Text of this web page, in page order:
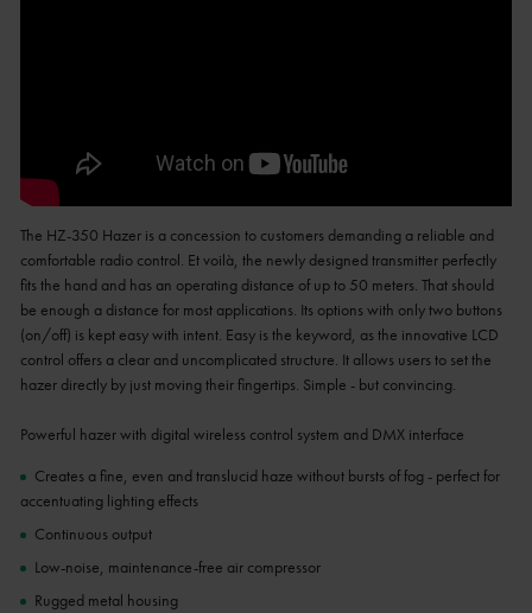
The HZ-350 Hazer is a concession to customers demanding a reliable and
comfortable radio control. Et voilà, the newly designed transmitter perfectly
fits the hand and has an operating distance of up to 50 meters. That should
be enough a distance for most applications. Its options with only two buttons
(on/off) is kept easy with intent. Easy is the keyword, as the innovative LCD
control offers a clear and uncomplicated structure. It allows users to set the
hazer directly by just moving their fingertips. Simple - but convincing.
Powerful hazer with digital wireless control system and DMX interface
Creates a fine, even and translucid haze without bursts of fog - perfect for
accentuating lighting effects
Continuous output
Low-noise, maintenance-free air compressor
Rugged metal housing